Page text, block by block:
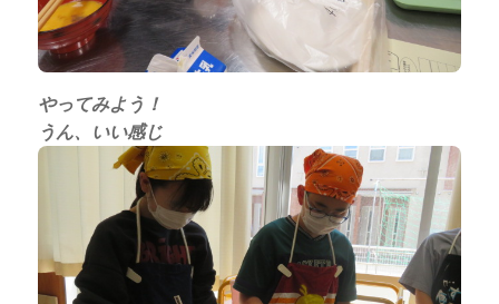
やってみよう！
うん、いい感じ